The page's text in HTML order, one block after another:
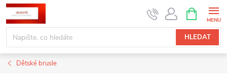
Přejít
na
obsah
HLEDAT
NÁKUPNÍ
KOŠÍK
Dětské brusle